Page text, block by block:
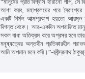
“মানুষের প্রতি বিশ্বাস হারানো পাপ, সে
আশা করব,মহাপ্রলয়ের পরে
একটি নির্মল আত্মপ্রকাশ হয়তো আরম্ভ
দিগন্ত থেকে। আর-একদিন অপরাজিত
সকল বাধা অতিক্রম করে অগ্রসর হবে তার
মনুষ্যত্বের অন্তহীন প্রতিকারহীন
আমি অপমান মনে করি।”-রবীন্দ্রনাথ